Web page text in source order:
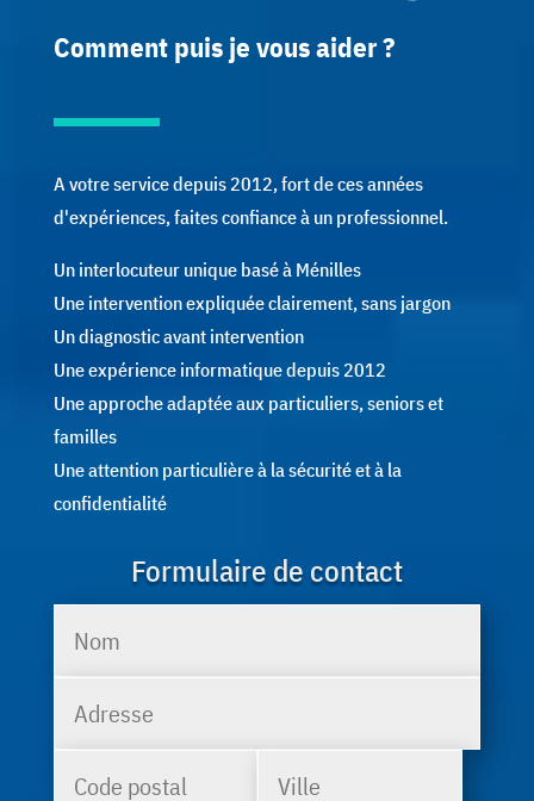
Comment puis je vous aider ?
A votre service depuis 2012, fort de ces années
d'expériences, faites confiance à un professionnel.
Un interlocuteur unique basé à Ménilles
Une intervention expliquée clairement, sans jargon
Un diagnostic avant intervention
Une expérience informatique depuis 2012
Une approche adaptée aux particuliers, seniors et
familles
Une attention particulière à la sécurité et à la
confidentialité
Formulaire de contact